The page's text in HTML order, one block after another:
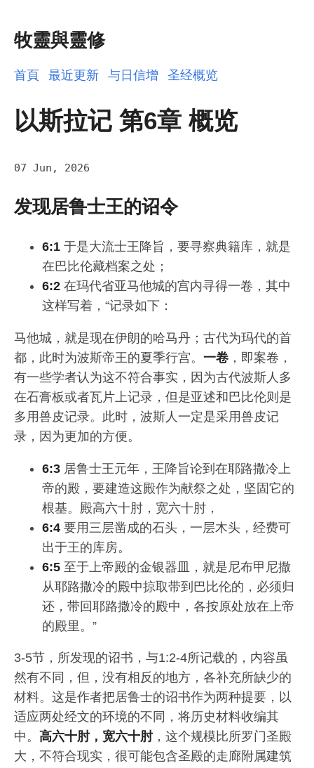
牧靈與靈修
首頁 最近更新 与日信增 圣经概览
以斯拉记 第6章 概览
07 Jun, 2026
发现居鲁士王的诏令
6:1 于是大流士王降旨，要寻察典籍库，就是
在巴比伦藏档案之处；
6:2 在玛代省亚马他城的宫内寻得一卷，其中
这样写着，“记录如下：
马他城，就是现在伊朗的哈马丹；古代为玛代的首
都，此时为波斯帝王的夏季行宫。 一卷 ，即案卷，
有一些学者认为这不符合事实，因为古代波斯人多
在石膏板或者瓦片上记录，但是亚述和巴比伦则是
多用兽皮记录。此时，波斯人一定是采用兽皮记
录，因为更加的方便。
6:3 居鲁士王元年，王降旨论到在耶路撒冷上
帝的殿，要建造这殿作为献祭之处，坚固它的
根基。殿高六十肘，宽六十肘，
6:4 要用三层凿成的石头，一层木头，经费可
出于王的库房。
6:5 至于上帝殿的金银器皿，就是尼布甲尼撒
从耶路撒冷的殿中掠取带到巴比伦的，必须归
还，带回耶路撒冷的殿中，各按原处放在上帝
的殿里。”
3-5节，所发现的诏书，与1:2-4所记载的，内容虽
然有不同，但，没有相反的地方，各补充所缺少的
材料。这是作者把居鲁士的诏书作为两种提要，以
适应两处经文的环境的不同，将历史材料收编其
中。 高六十肘，宽六十肘，这个规模比所罗门圣殿
大，不符合现实，很可能包含圣殿的走廊附属建筑